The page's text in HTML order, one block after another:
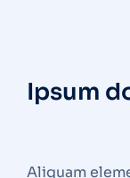
Ipsum
Aliquam